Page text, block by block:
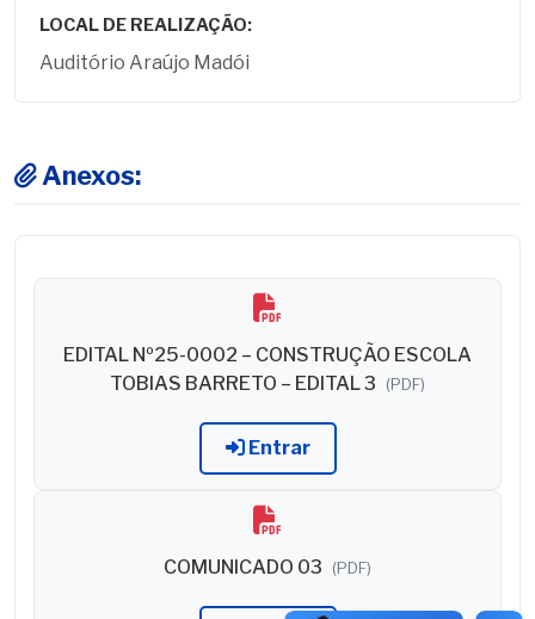
LOCAL DE REALIZAÇÃO:
Auditório Araújo Madói
Anexos:
EDITAL Nº25-0002 – CONSTRUÇÃO ESCOLA
TOBIAS BARRETO – EDITAL 3
(PDF)
Entrar
COMUNICADO 03 (PDF)